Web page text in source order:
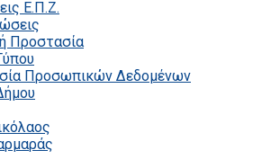
Ε.Π.Ζ.
Προστασία
Προσωπικών Δεδομένων